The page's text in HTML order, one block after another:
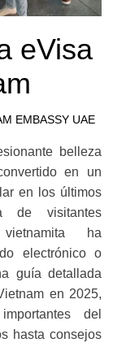
eVisa
EMBASSY UAE
belleza
en un
en los últimos
de visitantes
ha
electrónico o
guía detallada
en 2025,
del
hasta consejos